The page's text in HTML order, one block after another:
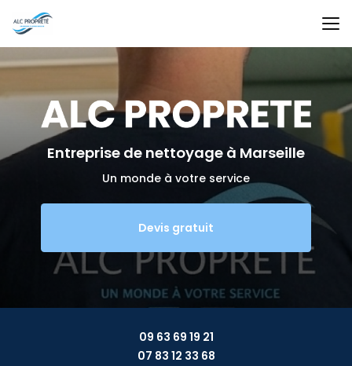
au
contenu
principal
Entreprise de nettoyage à Marseille
Un monde à votre service
Devis gratuit
09 63 69 19 21
07 83 12 33 68